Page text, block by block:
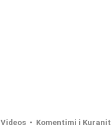
Videos Komentimi i Kuranit